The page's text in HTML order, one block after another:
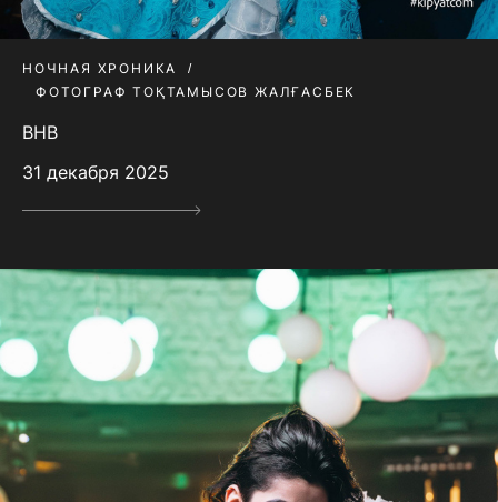
НОЧНАЯ ХРОНИКА
ФОТОГРАФ ТОҚТАМЫСОВ ЖАЛҒАСБЕК
BHB
31 декабря 2025